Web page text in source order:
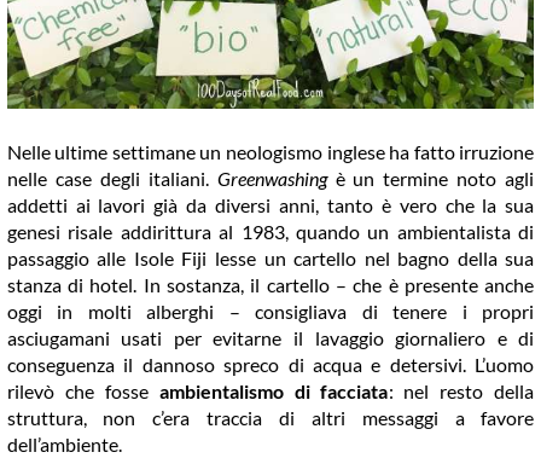
COMMUNITY
LOGIN
Nelle ultime settimane un neologismo inglese ha fatto irruzione
nelle case degli italiani. Greenwashingè un termine noto agli
addetti ai lavori già da diversi anni, tanto è vero che la sua
genesi risale addirittura al 1983, quando un ambientalista di
passaggio alle Isole Fiji lesse un cartello nel bagno della sua
stanza di hotel. In sostanza, il cartello – che è presente anche
oggi in molti alberghi – consigliava di tenere i propri
asciugamani usati per evitarne il lavaggio giornaliero e di
conseguenza il dannoso spreco di acqua e detersivi. L’uomo
rilevò che fosse ambientalismo di facciata: nel resto della
struttura, non c’era traccia di altri messaggi a favore
dell’ambiente.